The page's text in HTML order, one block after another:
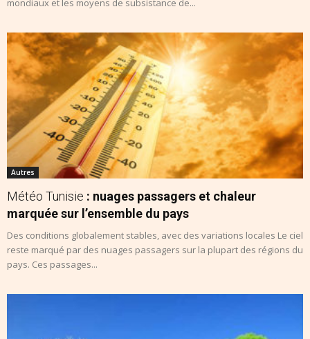
mondiaux et les moyens de subsistance de...
Autres
Météo Tunisie : nuages passagers et chaleur
marquée sur l’ensemble du pays
Des conditions globalement stables, avec des variations locales Le ciel
reste marqué par des nuages passagers sur la plupart des régions du
pays. Ces passages...